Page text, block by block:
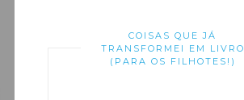
COISAS QUE JÁ
TRANSFORMEI EM LIVRO
(PARA OS FILHOTES!)